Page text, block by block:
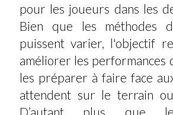
pour les joueurs dans les
Bien que les méthodes
puissent varier, l'objectif
améliorer les performances
les préparer à faire face
attendent sur le terrain
D’autant plus que